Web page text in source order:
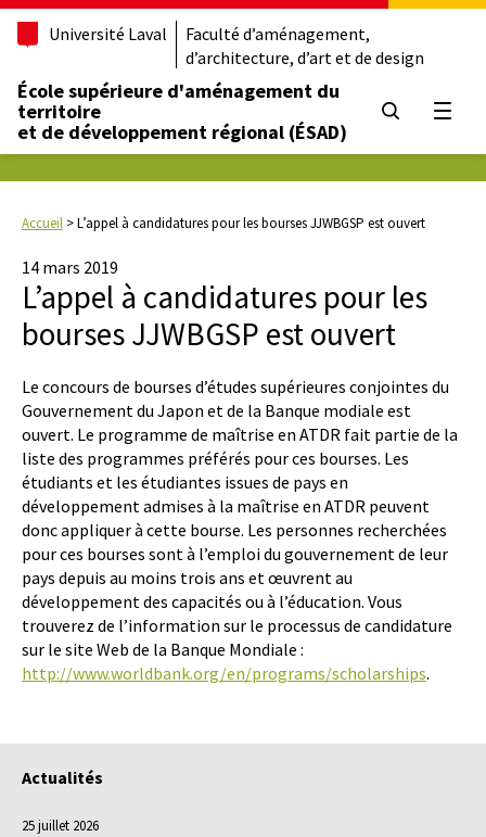
Université Laval
Faculté d’aménagement,
d’architecture, d’art et de design
École supérieure d'aménagement du
territoire
et de développement régional (ÉSAD)
Accueil >L’appel à candidatures pour les bourses JJWBGSP est ouvert
14 mars 2019
L’appel à candidatures pour les
bourses JJWBGSP est ouvert
Le concours de bourses d’études supérieures conjointes du
Gouvernement du Japon et de la Banque modiale est
ouvert. Le programme de maîtrise en ATDR fait partie de la
liste des programmes préférés pour ces bourses. Les
étudiants et les étudiantes issues de pays en
développement admises à la maîtrise en ATDR peuvent
donc appliquer à cette bourse. Les personnes recherchées
pour ces bourses sont à l’emploi du gouvernement de leur
pays depuis au moins trois ans et œuvrent au
développement des capacités ou à l’éducation. Vous
trouverez de l’information sur le processus de candidature
sur le site Web de la Banque Mondiale :
http://www.worldbank.org/en/programs/scholarships.
Actualités
25 juillet 2026